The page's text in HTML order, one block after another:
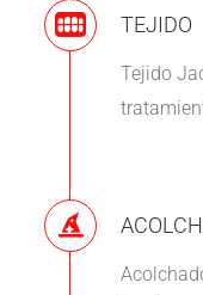
TEJIDO
Tejido